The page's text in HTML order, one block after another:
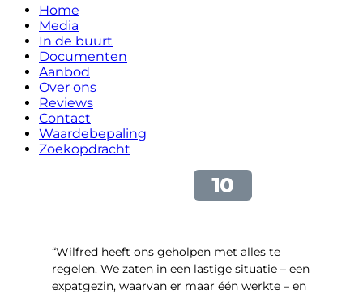
Home
Media
In de buurt
Documenten
Aanbod
Over ons
Reviews
Contact
Waardebepaling
Zoekopdracht
“Wilfred heeft ons geholpen met alles te
regelen. We zaten in een lastige situatie – een
expatgezin, waarvan er maar één werkte – en